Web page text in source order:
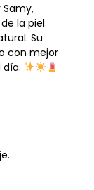
la piel
Su
con mejor